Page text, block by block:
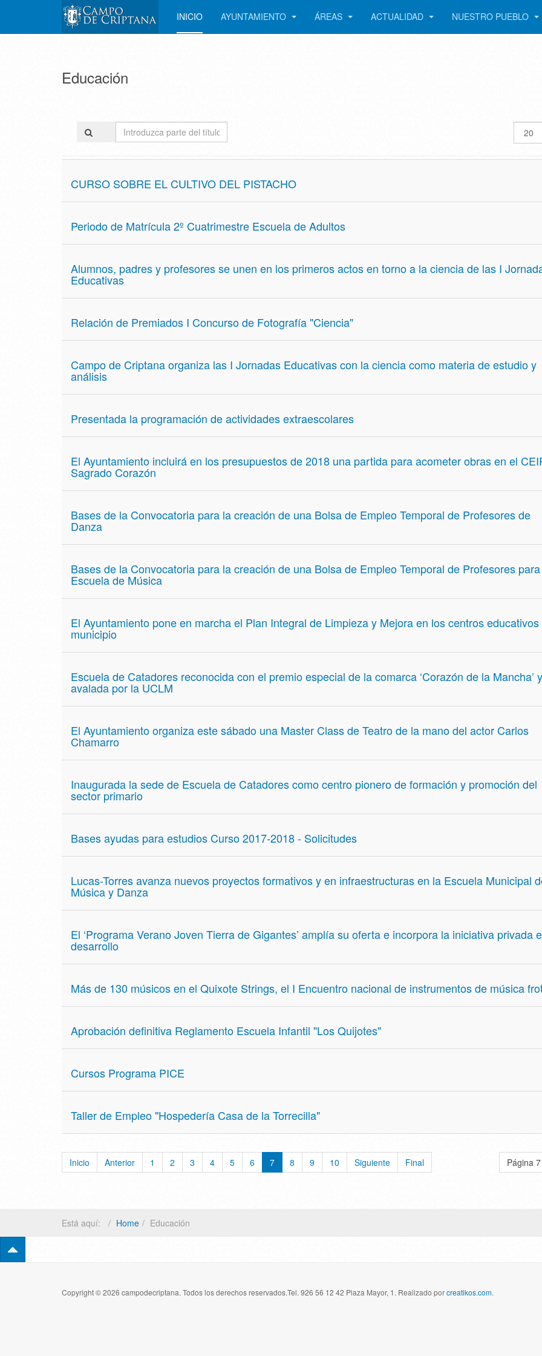
INICIO AYUNTAMIENTO ÁREAS ACTUALIDAD NUESTRO PUEBLO
Educación
Introduzca
parte
a
CURSO SOBRE EL CULTIVO DEL PISTACHO
Periodo de Matrícula 2º Cuatrimestre Escuela de Adultos
Alumnos, padres y profesores se unen en los primeros actos en torno a la ciencia de las I
Educativas
Relación de Premiados I Concurso de Fotografía "Ciencia"
Campo de Criptana organiza las I Jornadas Educativas con la ciencia como materia de estudio y
análisis
Presentada la programación de actividades extraescolares
El Ayuntamiento incluirá en los presupuestos de 2018 una partida para acometer obras en el
Sagrado Corazón
Bases de la Convocatoria para la creación de una Bolsa de Empleo Temporal de Profesores de
Danza
Bases de la Convocatoria para la creación de una Bolsa de Empleo Temporal de Profesores
Escuela de Música
El Ayuntamiento pone en marcha el Plan Integral de Limpieza y Mejora en los centros educativos
municipio
Escuela de Catadores reconocida con el premio especial de la comarca ‘Corazón de la Mancha’ y
avalada por la UCLM
El Ayuntamiento organiza este sábado una Master Class de Teatro de la mano del actor Carlos
Chamarro
Inaugurada la sede de Escuela de Catadores como centro pionero de formación y promoción del
sector primario
Bases ayudas para estudios Curso 2017-2018 - Solicitudes
Lucas-Torres avanza nuevos proyectos formativos y en infraestructuras en la Escuela Municipal
Música y Danza
El ‘Programa Verano Joven Tierra de Gigantes’ amplía su oferta e incorpora la iniciativa privada
desarrollo
Más de 130 músicos en el Quixote Strings, el I Encuentro nacional de instrumentos de música
Aprobación definitiva Reglamento Escuela Infantil "Los Quijotes"
Cursos Programa PICE
Taller de Empleo "Hospedería Casa de la Torrecilla"
Página
Inicio Anterior 1 2 3 4 5 6 7 8 9 10 Siguiente Final
Está aquí: Home Educación
Copyright © 2026 campodecriptana. Todos los derechos reservados.Tel. 926 56 12 42 Plaza Mayor, 1. Realizado porcreatikos.com.